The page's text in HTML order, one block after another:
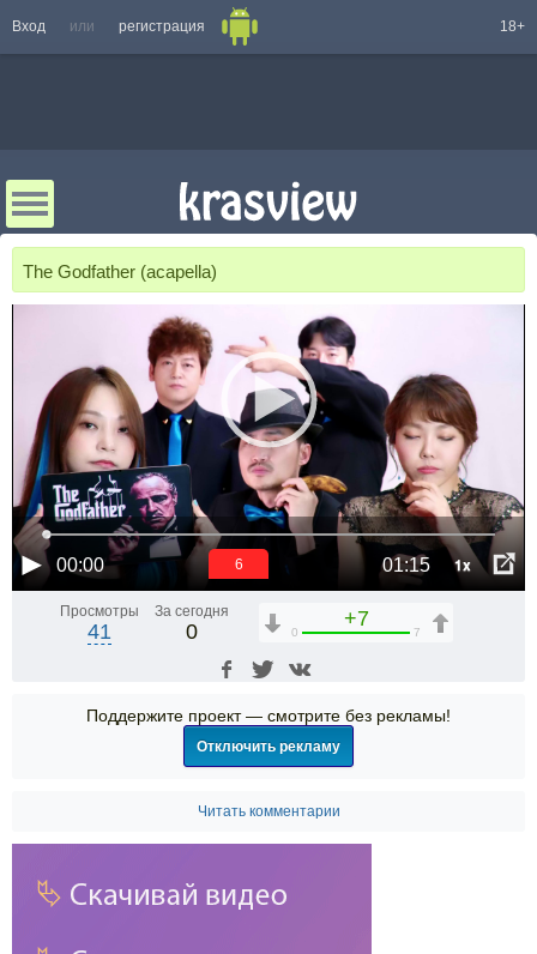
Вход или регистрация 18+
The Godfather (acapella)
00:00 01:15 1x
6
Просмотры
41
За сегодня
0
+7
0 7
Поддержите проект — смотрите без рекламы!
Отключить рекламу
Читать комментарии